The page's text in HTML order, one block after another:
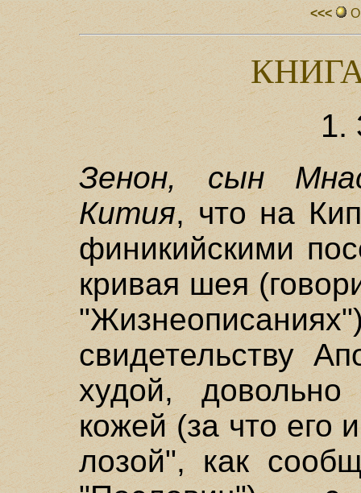
<<<
Зенон, сын
Кития, что на
финикийскими
кривая шея
свидетельству
худой,
кожей (за что его
лозой", как